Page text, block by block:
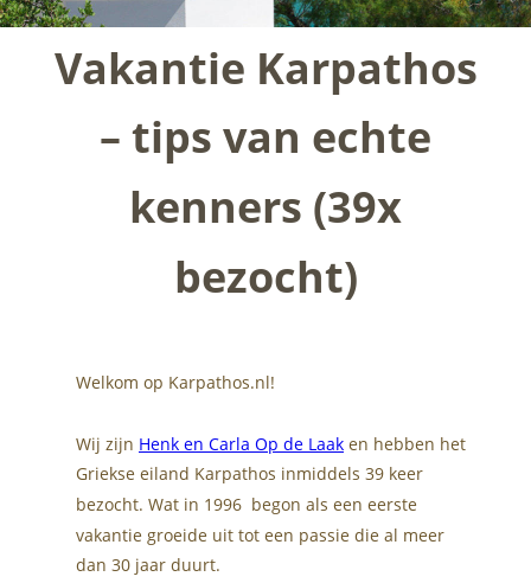
Vakantie Karpathos
– tips van echte
kenners (39x
bezocht)
Welkom op Karpathos.nl!
Wij zijn Henk en Carla Op de Laak en hebben het
Griekse eiland Karpathos inmiddels 39 keer
bezocht. Wat in 1996  begon als een eerste
vakantie groeide uit tot een passie die al meer
dan 30 jaar duurt.